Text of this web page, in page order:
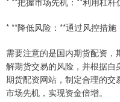
* **降低风险：**通过风控措施
需要注意的是国内期货配资
解期货交易的风险，并根据
期货配资网站，制定合理的
市场先机，实现资金倍增。